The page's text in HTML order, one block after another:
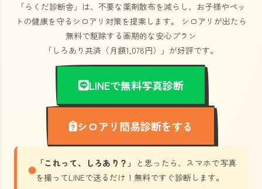
「らくだ診断舎」 は、不要な薬剤散布を減らし、お子様やペッ
トの健康を守るシロアリ対策を提案します。 シロアリが出たら
無料で駆除する画期的な安心プラン
「しろあり共済（月額1,078円）」 が好評です。
LINEで無料写真診断
シロアリ簡易診断をする
「これって、しろあり？」
と思ったら、スマホで写真
を撮ってLINEで送るだけ！無料ですぐ診断します。